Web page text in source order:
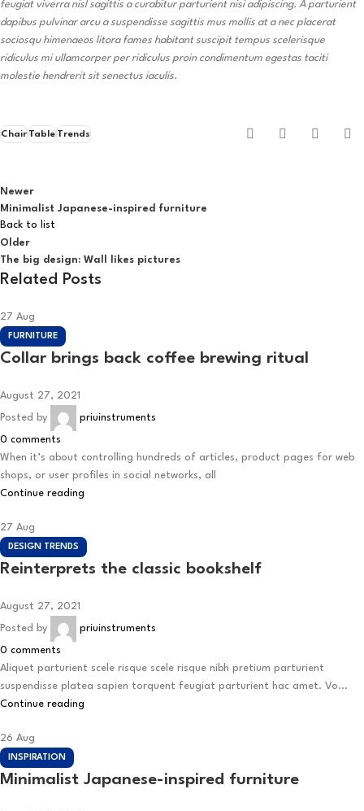
feugiat viverra nisl sagittis a curabitur parturient nisi adipiscing. A parturient
dapibus pulvinar arcu a suspendisse sagittis mus mollis at a nec placerat
sociosqu himenaeos litora fames habitant suscipit tempus scelerisque
ridiculus mi ullamcorper per ridiculus proin condimentum egestas taciti
molestie hendrerit sit senectus iaculis.
ChairTableTrends
Newer
Minimalist Japanese-inspired furniture
Back to list
Older
The big design: Wall likes pictures
Related Posts
27 Aug
FURNITURE
Collar brings back coffee brewing ritual
August 27, 2021
Posted by priuinstruments
0 comments
When it’s about controlling hundreds of articles, product pages for web
shops, or user profiles in social networks, all
Continue reading
27 Aug
DESIGN TRENDS
Reinterprets the classic bookshelf
August 27, 2021
Posted by priuinstruments
0 comments
Aliquet parturient scele risque scele risque nibh pretium parturient
suspendisse platea sapien torquent feugiat parturient hac amet. Vo...
Continue reading
26 Aug
INSPIRATION
Minimalist Japanese-inspired furniture